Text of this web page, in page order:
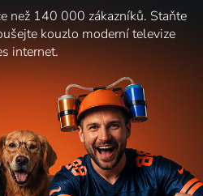
než 140 000 zákazníků. Staňte
kouzlo moderní televize
internet.